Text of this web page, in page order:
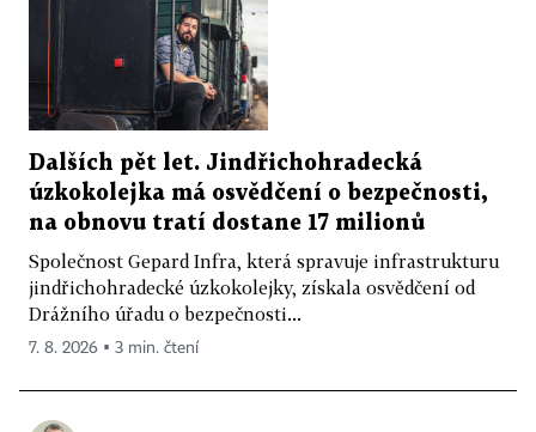
Dalších pět let. Jindřichohradecká
úzkokolejka má osvědčení o bezpečnosti,
na obnovu tratí dostane 17 milionů
Společnost Gepard Infra, která spravuje infrastrukturu
jindřichohradecké úzkokolejky, získala osvědčení od
Drážního úřadu o bezpečnosti...
7. 8. 2026 ▪ 3 min. čtení